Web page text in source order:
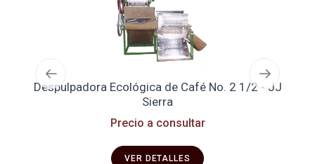
Despulpadora Ecológica de Café No. 2 1/2 - JJ
Sierra
Precio a consultar
VER DETALLES